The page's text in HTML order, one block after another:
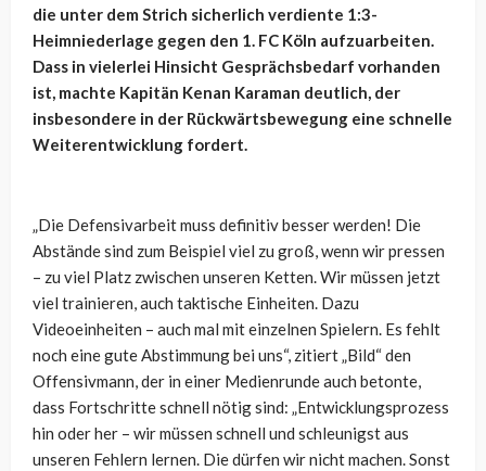
die unter dem Strich sicherlich verdiente 1:3-
Heimniederlage gegen den 1. FC Köln aufzuarbeiten.
Dass in vielerlei Hinsicht Gesprächsbedarf vorhanden
ist, machte Kapitän Kenan Karaman deutlich, der
insbesondere in der Rückwärtsbewegung eine schnelle
Weiterentwicklung fordert.
„Die Defensivarbeit muss definitiv besser werden! Die
Abstände sind zum Beispiel viel zu groß, wenn wir pressen
– zu viel Platz zwischen unseren Ketten. Wir müssen jetzt
viel trainieren, auch taktische Einheiten. Dazu
Videoeinheiten – auch mal mit einzelnen Spielern. Es fehlt
noch eine gute Abstimmung bei uns“, zitiert „Bild“ den
Offensivmann, der in einer Medienrunde auch betonte,
dass Fortschritte schnell nötig sind: „Entwicklungsprozess
hin oder her – wir müssen schnell und schleunigst aus
unseren Fehlern lernen. Die dürfen wir nicht machen. Sonst